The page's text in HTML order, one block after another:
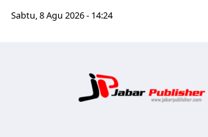
Sabtu, 8 Agu 2026 - 14:24